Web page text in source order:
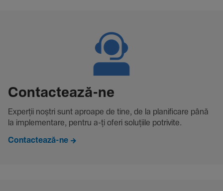
Contac­tează-ne
Experții noștri sunt aproape de tine, de la plani­fi­care până
la imple­men­tare, pentru a-ți oferi solu­țiile potri­vite.
Contactează-ne